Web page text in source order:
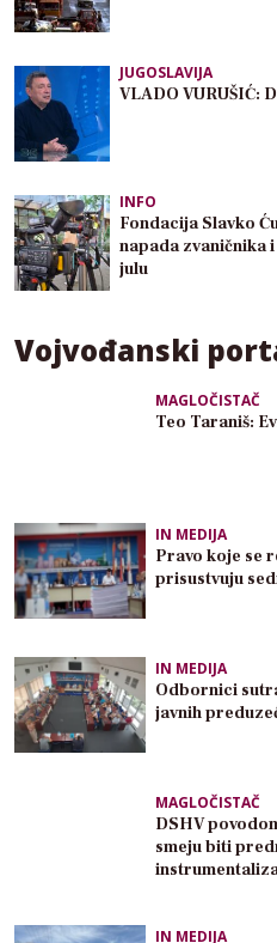
JUGOSLAVIJA
VLADO VURUŠIĆ:
INFO
Fondacija Slavko
napada zvaničnika
julu
Vojvođanski
MAGLOČISTAČ
Teo Taraniš:
IN MEDIJA
Pravo koje se
prisustvuju
IN MEDIJA
Odbornici
javnih
MAGLOČISTAČ
DSHV
smeju biti
IN MEDIJA